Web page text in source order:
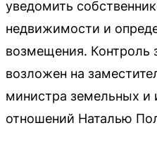
уведомить
недвижимости и
возмещения. Контроль
возложен на
министра земельных и
отношений Наталью